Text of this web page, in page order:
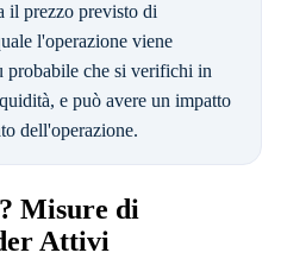
il prezzo previsto di
l'operazione viene
probabile che si verifichi in
e può avere un impatto
dell'operazione.
Misure di
Attivi